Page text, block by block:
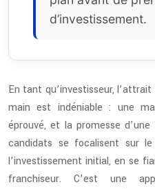
d’investissement.
En tant qu’investisseur,
main est indéniable : une
éprouvé, et la promesse
candidats se focalisent sur
l’investissement initial, en se
franchiseur. C’est une